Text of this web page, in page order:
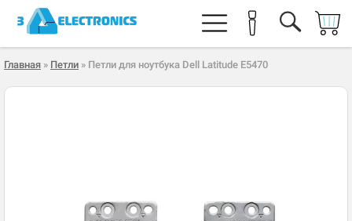
Главная » Петли » Петли для ноутбука Dell Latitude E5470